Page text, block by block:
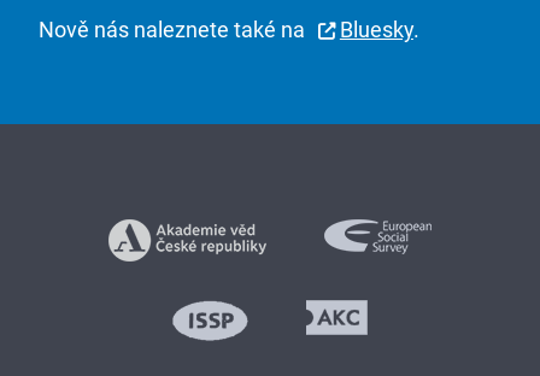
Nově nás naleznete také na Bluesky.